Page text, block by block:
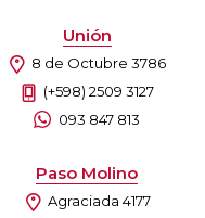
Unión
8 de Octubre 3786
(+598) 2509 3127
093 847 813
Paso Molino
Agraciada 4177